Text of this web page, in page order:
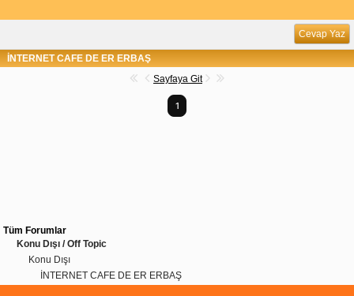
Cevap Yaz
İNTERNET CAFE DE ER ERBAŞ
Sayfaya Git
1
Tüm Forumlar
Konu Dışı / Off Topic
Konu Dışı
İNTERNET CAFE DE ER ERBAŞ